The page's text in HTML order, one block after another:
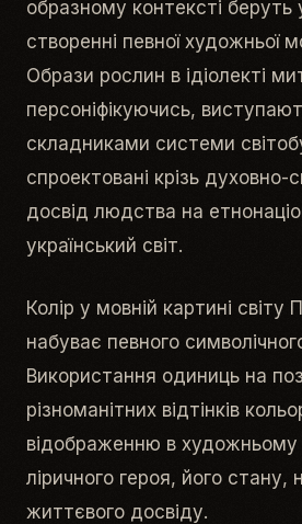
образному контексті беруть
створенні певної художньої
Образи рослин в ідіолекті
персоніфікуючись,
складниками системи
спроектовані крізь духовно-
досвід людства на
український світ.
Колір у мовній картині
набуває певного
Використання одиниць на
різноманітних відтінків
відображенню в художньому
ліричного героя, його стану,
життєвого досвіду.